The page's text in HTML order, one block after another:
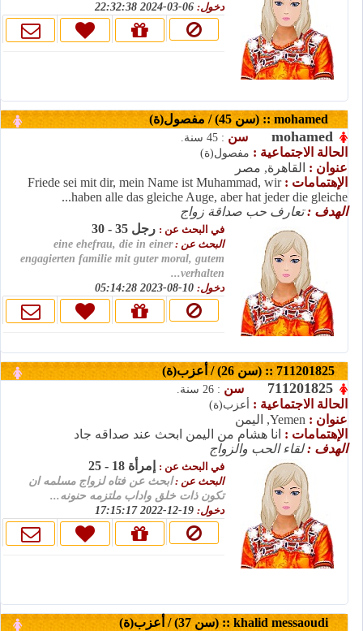
دخول:
mohamed :: (سن 45) / مفصول(ة)
mohamed سن : 45 سنة.
الحالة الاجتماعية : مفصول(ة)
عنوان : القاهرة, مصر
الإهتمامات :Friede sei mit dir, mein Name ist Muhammad, wir
haben alle das gleiche Auge, aber hat jeder die gleiche...
الهدف :تعارف حب صداقة زواج
في البحث عن : رجل 35 - 30
البحث عن :eine ehefrau, die in einer
engagierten familie mit guter moral, gutem
verhalten...
دخول:
711201825 :: (سن 26) / أعزب(ة)
711201825 سن : 26 سنة.
الحالة الاجتماعية : أعزب(ة)
عنوان : Yemen, اليمن
الإهتمامات : انا هشام من اليمن ابحث عند صداقه جاد
الهدف :لقاء الحب والزواج
في البحث عن : إمرأة 18 - 25
البحث عن :ابحث عن فتاه لزواج مسلمه ان
تكون ذات خلق واداب ملتزمه حنونه...
دخول:
khalid messaoudi :: (سن 37) / أعزب(ة)